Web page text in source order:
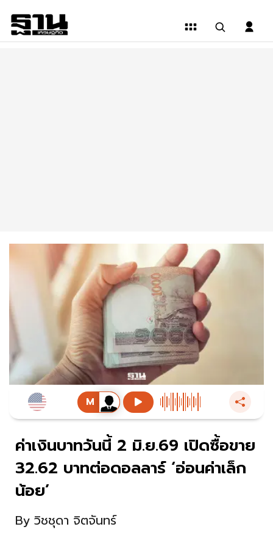
ค่าเงินบาทวันนี้ 2 มิ.ย.69 เปิดซื้อขาย
32.62 บาทต่อดอลลาร์ ‘อ่อนค่าเล็ก
น้อย’
By วิชชุดา จิตจันทร์